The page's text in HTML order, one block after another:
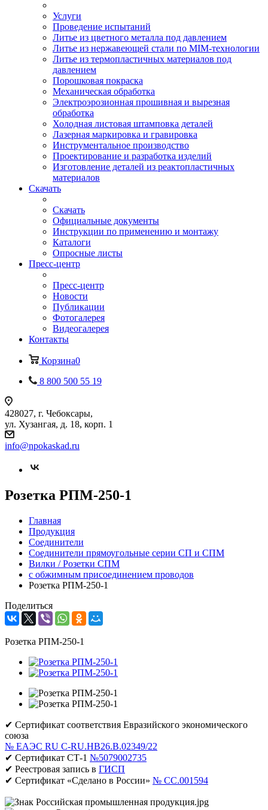
Услуги
Проведение испытаний
Литье из цветного металла под давлением
Литье из нержавеющей стали по MIM-технологии
Литье из термопластичных материалов под
давлением
Порошковая покраска
Механическая обработка
Электроэрозионная прошивная и вырезная
обработка
Холодная листовая штамповка деталей
Лазерная маркировка и гравировка
Инструментальное производство
Проектирование и разработка изделий
Изготовление деталей из реактопластичных
материалов
Скачать
Скачать
Официальные документы
Инструкции по применению и монтажу
Каталоги
Опросные листы
Пресс-центр
Пресс-центр
Новости
Публикации
Фотогалерея
Видеогалерея
Контакты
Корзина0
8 800 500 55 19
428027, г. Чебоксары,
ул. Хузангая, д. 18, корп. 1
info@npokaskad.ru
Розетка РПМ-250-1
Главная
Продукция
Соединители
Соединители прямоугольные серии СП и СПМ
Вилки / Розетки СПМ
с обжимным присоединением проводов
Розетка РПМ-250-1
Поделиться
Розетка РПМ-250-1
✔ Сертификат соответствия Евразийского экономического
союза
№ ЕАЭС RU C-RU.НВ26.В.02349/22
✔ Сертификат СТ-1 №5079002735
✔ Реестровая запись в ГИСП
✔ Сертификат «Сделано в России» № CC.001594